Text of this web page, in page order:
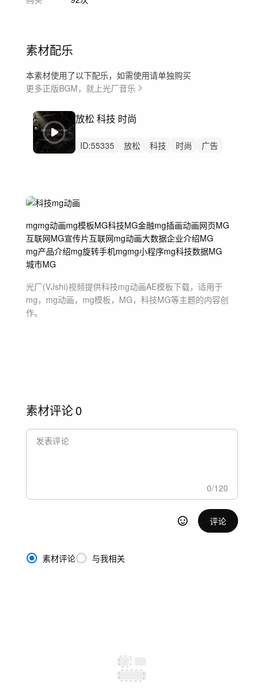
素材配乐
本素材使用了以下配乐，如需使用请单独购买
更多正版BGM，就上光厂音乐
放松 科技 时尚
ID:55335 放松 科技 时尚
广告
mgmg动画mg模板MG科技MG金融mg插画动画网页MG
互联网MG宣传片互联网mg动画大数据企业介绍MG
mg产品介绍mg旋转手机mgmg小程序mg科技数据MG
城市MG
光厂(VJshi)视频提供科技mg动画AE模板下载，适用于
mg，mg动画，mg模板，MG，科技MG等主题的内容创
作。
素材评论0
0/120
评论
素材评论 与我相关